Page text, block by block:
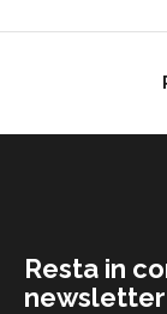
BLOG
Resta in
newsletter